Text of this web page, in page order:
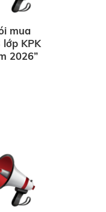
mua
lớp KPK
2026”